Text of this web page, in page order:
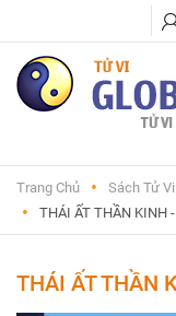
Trang Chủ Sách Tử Vi
THÁI ẤT THẦN KINH
THÁI ẤT THẦN